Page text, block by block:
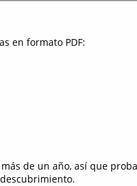
en formato PDF:
de un año, así que